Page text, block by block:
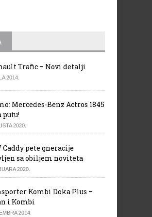
Trafic – Novi detalji
2014.
Mercedes-Benz Actros 1845
putu!
2020.
Caddy pete gneracije
sa obiljem noviteta
2020.
Kombi Doka Plus –
i Kombi
2014.